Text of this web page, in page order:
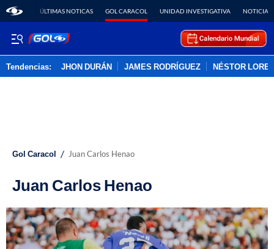
ÚLTIMAS NOTICAS GOL CARACOL UNIDAD INVESTIGATIVA NOTICIAS
Tendencias: JHON DURÁN JAMES RODRÍGUEZ NÉSTOR
Gol Caracol / Juan Carlos Henao
Juan Carlos Henao